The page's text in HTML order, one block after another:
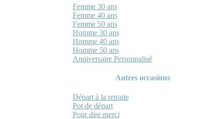
Femme 30 ans
Femme 40 ans
Femme 50 ans
Homme 30 ans
Homme 40 ans
Homme 50 ans
Anniversaire Personnalisé
Autres occasions
Départ à la retraite
Pot de départ
Pour dire merci